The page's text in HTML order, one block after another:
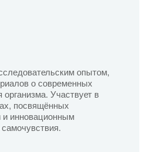
опытом,
о современных
Участвует в
посвящённых
инновационным